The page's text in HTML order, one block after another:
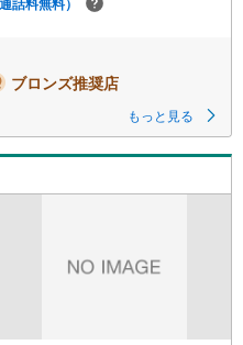
ブロンズ推奨店
もっと見る